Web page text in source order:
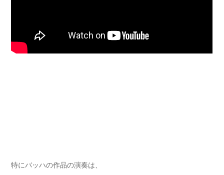
特にバッハの作品の演奏は、